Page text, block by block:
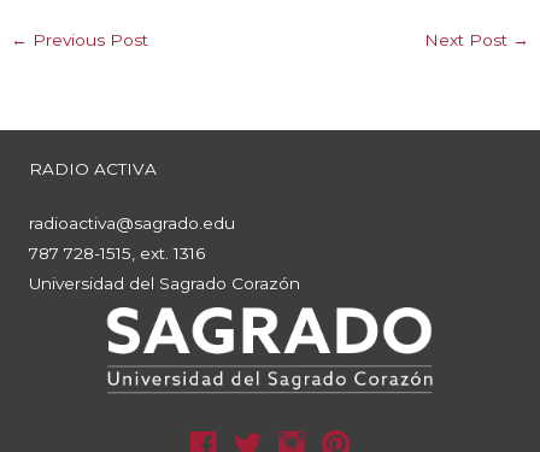
← Previous Post Next Post →
RADIO ACTIVA
radioactiva@sagrado.edu
787 728-1515, ext. 1316
Universidad del Sagrado Corazón